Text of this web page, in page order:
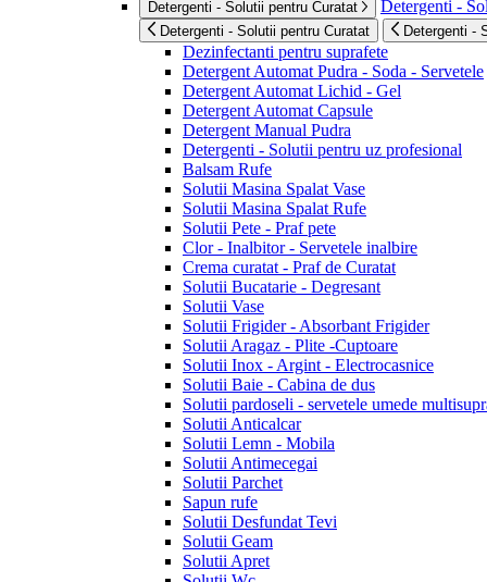
Detergenti - Solutii pentru Curatat
Detergenti -
Detergenti - Solutii pentru Curatat Detergenti -
Dezinfectanti pentru suprafete
Detergent Automat Pudra - Soda - Servetele
Detergent Automat Lichid - Gel
Detergent Automat Capsule
Detergent Manual Pudra
Detergenti - Solutii pentru uz profesional
Balsam Rufe
Solutii Masina Spalat Vase
Solutii Masina Spalat Rufe
Solutii Pete - Praf pete
Clor - Inalbitor - Servetele inalbire
Crema curatat - Praf de Curatat
Solutii Bucatarie - Degresant
Solutii Vase
Solutii Frigider - Absorbant Frigider
Solutii Aragaz - Plite -Cuptoare
Solutii Inox - Argint - Electrocasnice
Solutii Baie - Cabina de dus
Solutii pardoseli - servetele umede
Solutii Anticalcar
Solutii Lemn - Mobila
Solutii Antimecegai
Solutii Parchet
Sapun rufe
Solutii Desfundat Tevi
Solutii Geam
Solutii Apret